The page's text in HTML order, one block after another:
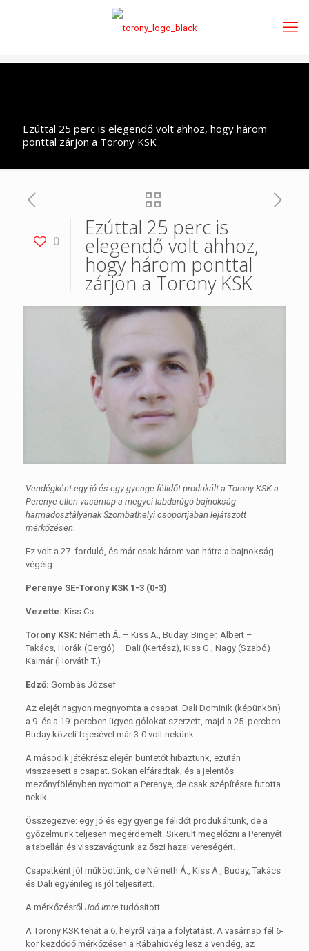
Ezúttal 25 perc is elegendő volt ahhoz, hogy három
ponttal zárjon a Torony KSK
0
Ezúttal 25 perc is
elegendő volt ahhoz,
hogy három ponttal
zárjon a Torony KSK
Vendégként egy jó és egy gyenge félidőt produkált a Torony KSK a
Perenye ellen vasárnap a megyei labdarúgó bajnokság
harmadosztályának Szombathelyi csoportjában lejátszott
mérkőzésen.
Ez volt a 27. forduló, és már csak három van hátra a bajnokság
végéig.
Perenye SE-Torony KSK 1-3 (0-3)
Vezette: Kiss Cs.
Torony KSK: Németh Á. – Kiss A., Buday, Binger, Albert –
Takács, Horák (Gergó) – Dali (Kertész), Kiss G., Nagy (Szabó) –
Kalmár (Horváth T.)
Edző: Gombás József
Az elejét nagyon megnyomta a csapat. Dali Dominik (képünkön)
a 9. és a 19. percben ügyes gólokat szerzett, majd a 25. percben
Buday közeli fejesével már 3-0 volt nekünk.
A második játékrész elején büntetőt hibáztunk, ezután
visszaesett a csapat. Sokan elfáradtak, és a jelentős
mezőnyfölényben nyomott a Perenye, de csak szépítésre futotta
nekik.
Összegezve: egy jó és egy gyenge félidőt produkáltunk, de a
győzelmünk teljesen megérdemelt. Sikerült megelőzni a Perenyét
a tabellán és visszavágtunk az őszi hazai vereségért.
Csapatként jól működtünk, de Németh Á., Kiss A., Buday, Takács
és Dali egyénileg is jól teljesített.
A mérkőzésről Joó Imretudósított.
A Torony KSK tehát a 6. helyről várja a folytatást. A vasárnap fél 6-
kor kezdődő mérkőzésen a Rábahídvég lesz a vendég, az